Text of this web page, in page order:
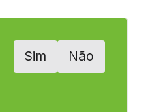
Sim Não